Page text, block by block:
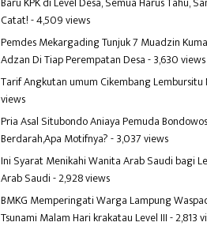
Catat!- 4,509 views
Pemdes Mekargading Tunjuk 7 Muadzin
Adzan Di Tiap Perempatan Desa- 3,630 views
Tarif Angkutan umum Cikembang Lembursitu
views
Pria Asal Situbondo Aniaya Pemuda
Berdarah,Apa Motifnya?- 3,037 views
Ini Syarat Menikahi Wanita Arab Saudi bagi
Arab Saudi- 2,928 views
BMKG Memperingati Warga Lampung
Tsunami Malam Hari krakatau Level III- 2,813